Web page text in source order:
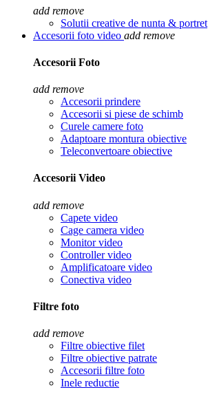
add remove
Solutii creative de nunta & portret
Accesorii foto video add remove
Accesorii Foto
add remove
Accesorii prindere
Accesorii si piese de schimb
Curele camere foto
Adaptoare montura obiective
Teleconvertoare obiective
Accesorii Video
add remove
Capete video
Cage camera video
Monitor video
Controller video
Amplificatoare video
Conectiva video
Filtre foto
add remove
Filtre obiective filet
Filtre obiective patrate
Accesorii filtre foto
Inele reductie